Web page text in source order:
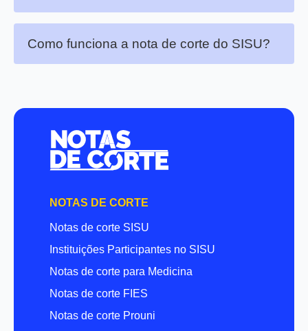
Como funciona a nota de corte do SISU?
NOTAS DE CORTE
Notas de corte SISU
Instituições Participantes no SISU
Notas de corte para Medicina
Notas de corte FIES
Notas de corte Prouni